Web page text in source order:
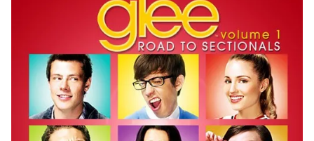
thuận bằng văn bản. Ghi rõ nguồn VTV.vn khi phát hành lại
thông tin từ website này.